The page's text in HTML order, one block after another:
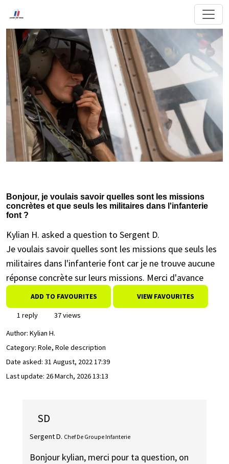
Bonjour, je voulais savoir quelles sont les missions
concrètes et que seuls les militaires dans l'infanterie
font ?
Kylian H. asked a question to Sergent D.
Je voulais savoir quelles sont les missions que seuls les
militaires dans l'infanterie font car je ne trouve aucune
réponse concrète sur leurs missions. Merci d'avance
ADD TO FAVOURITES VIEW FAVOURITES
1 reply
37 views
Author: Kylian H.
Category: Role, Role description
Date asked: 31 August, 2022 17:39
Last update: 26 March, 2026 13:13
SD
Sergent D. Chef De Groupe Infanterie
Bonjour kylian, merci pour ta question, on